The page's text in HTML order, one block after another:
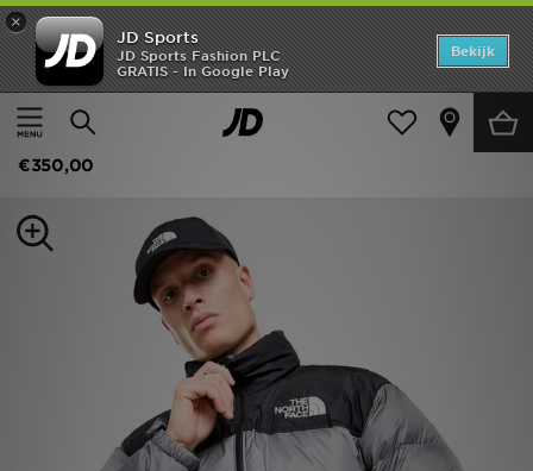
×
JD Sports
JD Sports Fashion PLC
GRATIS - In Google Play
Bekijk
Thuis
Heren Herenkleding Jassen
The North Face Nuptse 1996 Jas Heren
€350,00
Home
Offers
Dames